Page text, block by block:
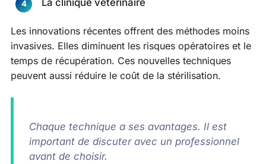
La clinique vétérinaire
Les innovations récentes offrent des méthodes moins
invasives. Elles diminuent les risques opératoires et le
temps de récupération. Ces nouvelles techniques
peuvent aussi réduire le coût de la stérilisation.
Chaque technique a ses avantages. Il est
important de discuter avec un professionnel
avant de choisir.